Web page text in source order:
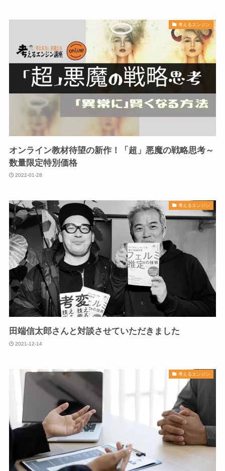
考えるエンジン
オンライン教材待望の新作！「超」悪魔の戦略思考～
数量限定特別価格
2022-01-28
考えるエンジン
田端信太郎さんと対談させていただきました
2021-12-14
考えるエンジン